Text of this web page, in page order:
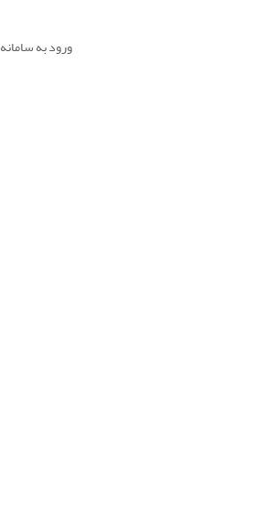
ورود به سامانه